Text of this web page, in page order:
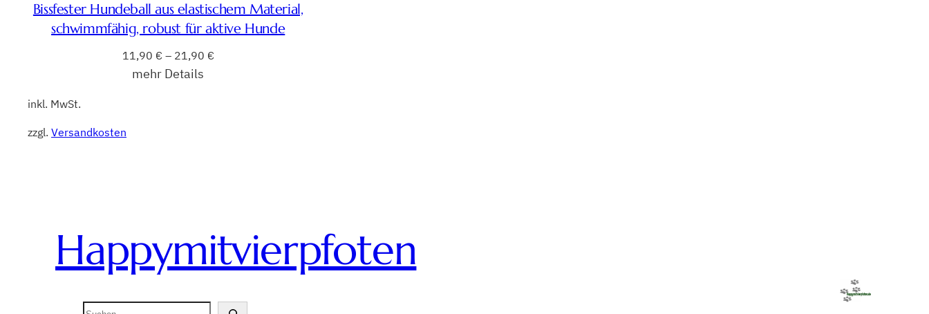
Bissfester Hundeball aus elastischem Material,
schwimmfähig, robust für aktive Hunde
11,90 € – 21,90 €
mehr Details
inkl. MwSt.
zzgl. Versandkosten
Happymitvierpfoten
Suchen